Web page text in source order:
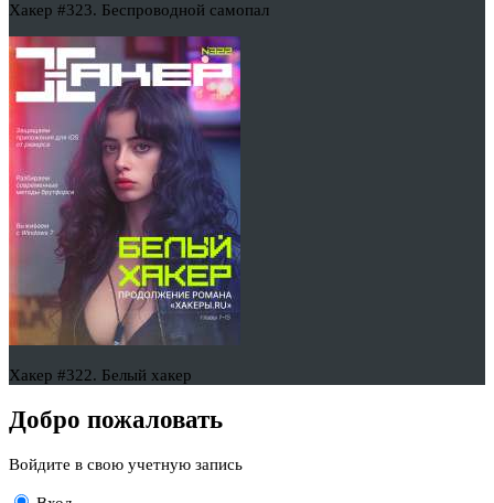
Хакер #323. Беспроводной самопал
Хакер #322. Белый хакер
Добро пожаловать
Войдите в свою учетную запись